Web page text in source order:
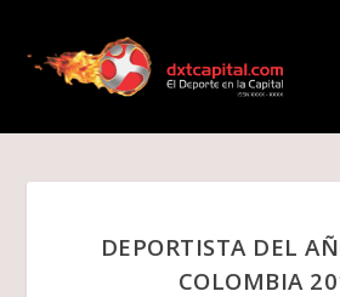
DEPORTISTA DEL
COLOMBIA